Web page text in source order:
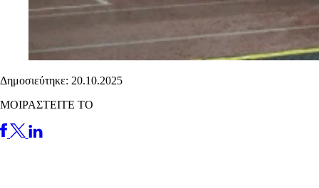
Δημοσιεύτηκε: 20.10.2025
ΜΟΙΡΑΣΤΕΙΤΕ ΤΟ